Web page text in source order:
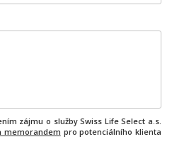
zájmu o služby Swiss Life Select a.s.
memorandem pro potenciálního klienta